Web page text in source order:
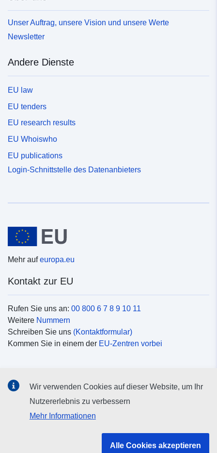
Unser Auftrag, unsere Vision und unsere Werte
Newsletter
Andere Dienste
EU law
EU tenders
EU research results
EU Whoiswho
EU publications
Login-Schnittstelle des Datenanbieters
Mehr aufeuropa.eu
Kontakt zur EU
Rufen Sie uns an: 00 800 6 7 8 9 10 11
Weitere Nummern
Schreiben Sie uns (Kontaktformular)
Kommen Sie in einem der EU-Zentren vorbei
Suche nach EUSocial-Media-Kanäle
Organe und Einrichtungen der EU
Wir verwenden Cookies auf dieser Website, um Ihr
Nutzererlebnis zu verbessern
Mehr Informationen
Alle Cookies akzeptieren